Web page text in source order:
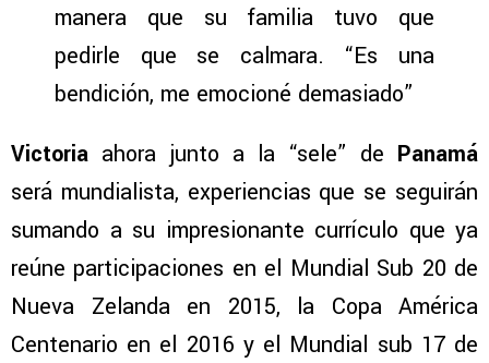
manera que su familia tuvo que
pedirle que se calmara. “Es una
bendición, me emocioné demasiado”
Victoria ahora junto a la “sele” de Panamá
será mundialista, experiencias que se seguirán
sumando a su impresionante currículo que ya
reúne participaciones en el Mundial Sub 20 de
Nueva Zelanda en 2015, la Copa América
Centenario en el 2016 y el Mundial sub 17 de